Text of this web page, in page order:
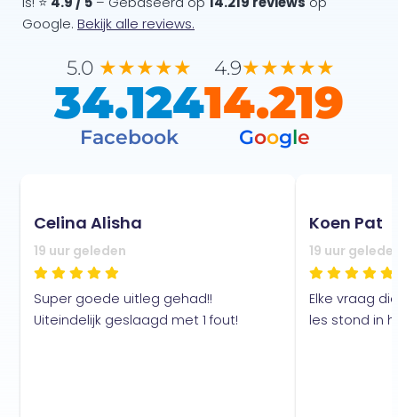
Google. Bekijk alle reviews.
5.0 ★★★★★
34.124
Facebook
4.9★★★★★
14.219
Google
Celina Alisha
19 uur geleden
Super goede uitleg gehad!!
Uiteindelijk geslaagd met 1 fout!
Koen Pat
19 uur
Elke vraag
les stond in